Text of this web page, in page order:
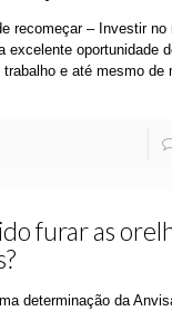
recomeçar – Investir no
excelente oportunidade
e até mesmo de
furar as
determinação da